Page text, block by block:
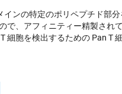
インの特定のポリペプチド部
で、アフィニティー精製されて
細胞を検出するための Pan T